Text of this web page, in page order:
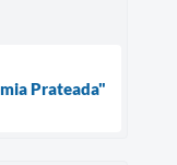
Prateada"